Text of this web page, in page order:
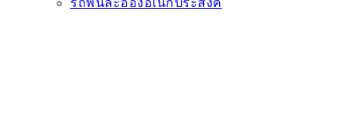
รถพ่นละอองอเนกประสงค์